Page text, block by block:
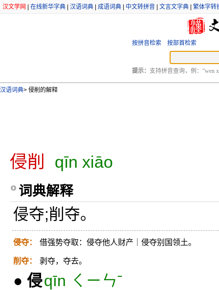
汉文学网 在线新华字典 汉语词典 成语词典 中文转拼音 文言文字典 繁体字转
按拼音检索 按部首检索
提示： 支持拼音查询，例：“wen
汉语词典> 侵削的解释
侵削 qīn xiāo
词典解释
侵夺;削夺。
侵夺： 借强势夺取：侵夺他人财产｜侵夺别国领土。
削夺： 剥夺，夺去。
● 侵qīn ㄑㄧㄣˉ